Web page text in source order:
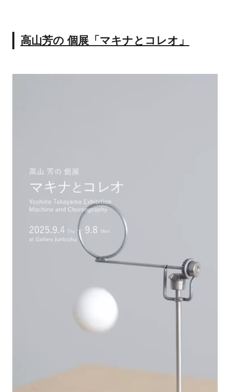
高山芳の 個展「マキナとコレオ」